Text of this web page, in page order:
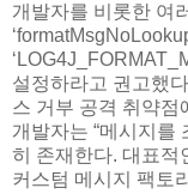
개발자를 비롯한 여
설정하라고 권고했
스 거부 공격 취약점
개발자는 “메시지를
히 존재한다. 대표적
커스텀 메시지 팩토